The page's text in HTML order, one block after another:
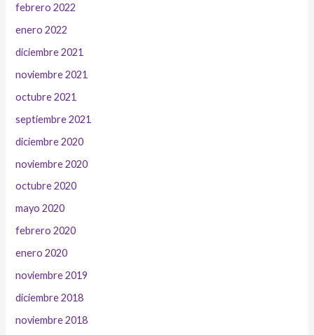
febrero 2022
enero 2022
diciembre 2021
noviembre 2021
octubre 2021
septiembre 2021
diciembre 2020
noviembre 2020
octubre 2020
mayo 2020
febrero 2020
enero 2020
noviembre 2019
diciembre 2018
noviembre 2018